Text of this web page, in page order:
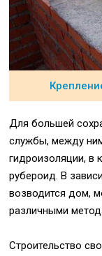
Для большей
службы, между
гидроизоляции, в
рубероид. В
возводится дом,
различными
Строительство